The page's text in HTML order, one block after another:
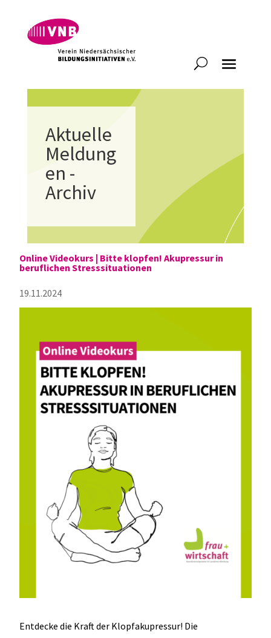
Aktuelle
Meldung
en -
Archiv
Online Videokurs | Bitte klopfen! Akupressur in
beruflichen Stresssituationen
19.11.2024
Entdecke die Kraft der Klopfakupressur! Die